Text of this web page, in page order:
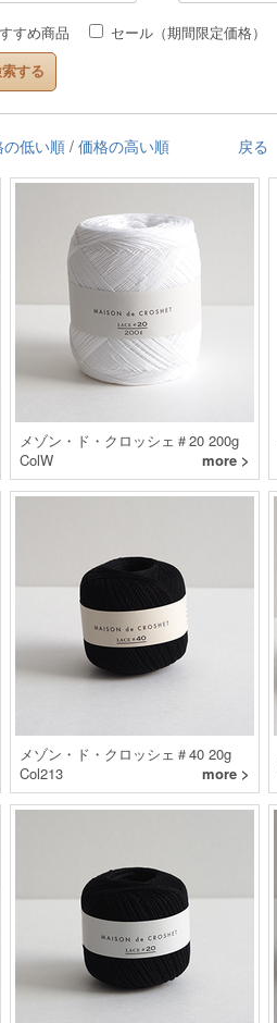
すめ商品 セール（期間限定価格）
する
戻る
の低い順 / 価格の高い順
メゾン・ド・クロッシェ＃20 200g
ColW
more >
メゾン・ド・クロッシェ＃40 20g
Col213
more >